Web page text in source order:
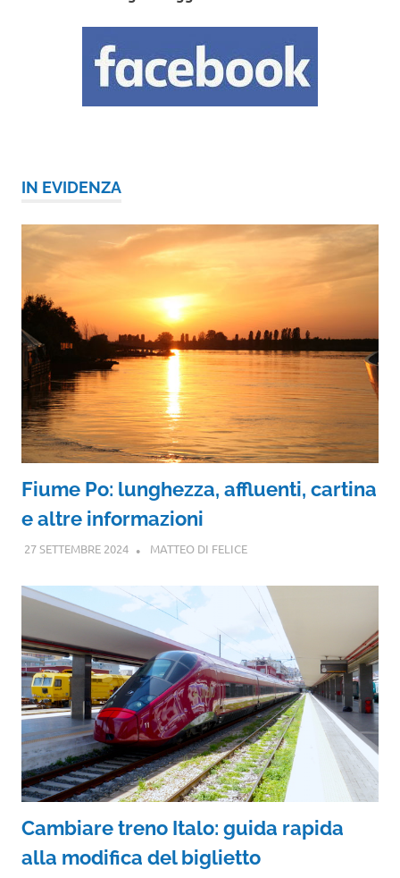
IN EVIDENZA
Fiume Po: lunghezza, affluenti, cartina
e altre informazioni
27 SETTEMBRE 2024 MATTEO DI FELICE
Cambiare treno Italo: guida rapida
alla modifica del biglietto